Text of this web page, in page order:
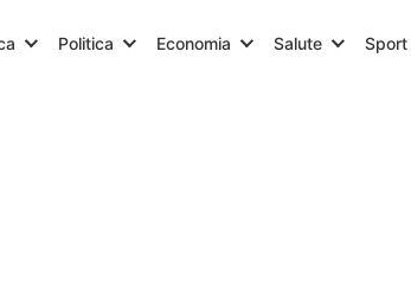
Politica Economia Salute Sport